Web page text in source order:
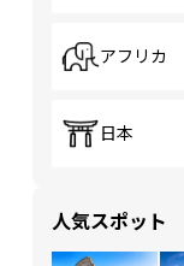
アフリカ
日本
人気スポット